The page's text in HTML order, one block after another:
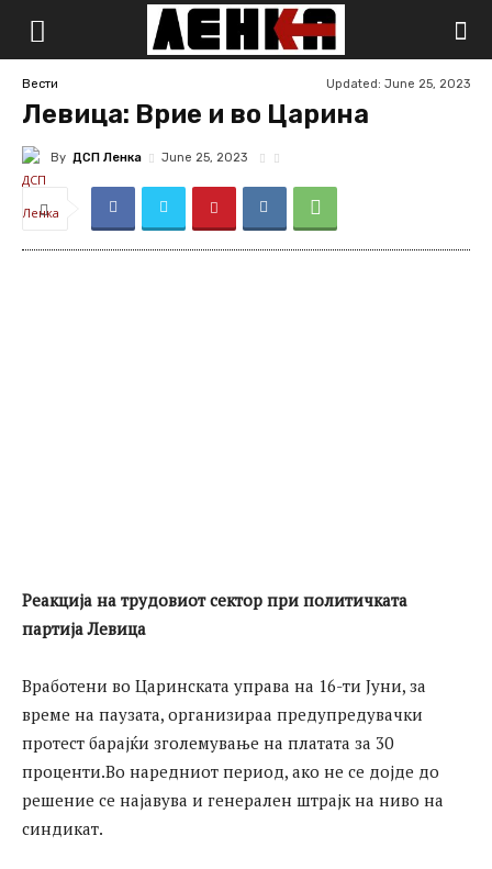
Вести Updated: June 25, 2023
Левица: Врие и во Царина
By ДСП Ленка June 25, 2023
Реакција на трудовиот сектор при политичката
партија Левица
Вработени во Царинската управа на 16-ти Јуни, за
време на паузата, организираа предупредувачки
протест барајќи зголемување на платата за 30
проценти.Во наредниот период, ако не се дојде до
решение се најавува и генерален штрајк на ниво на
синдикат.